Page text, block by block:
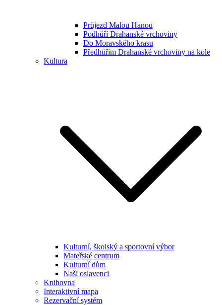
Průjezd Malou Hanou
Podhůří Drahanské vrchoviny
Do Moravského krasu
Předhůřím Drahanské vrchoviny na kole
Kultura
Kulturní, školský a sportovní výbor
Mateřské centrum
Kulturní dům
Naši oslavenci
Knihovna
Interaktivní mapa
Rezervační systém